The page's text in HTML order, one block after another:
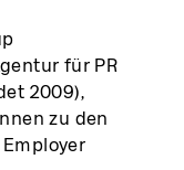
für PR
2009),
zu den